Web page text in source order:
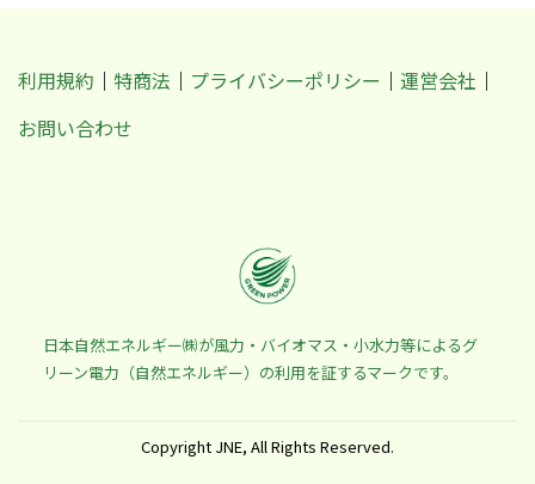
利用規約 特商法 プライバシーポリシー
運営会社
お問い合わせ
日本自然エネルギー㈱が風力・バイオマス・小水力等によるグ
リーン電力（自然エネルギー）の利用を証するマークです。
Copyright JNE, All Rights Reserved.